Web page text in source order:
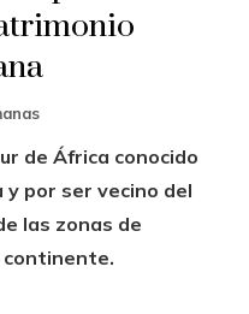
de África conocido
por ser vecino del
las zonas de
continente.